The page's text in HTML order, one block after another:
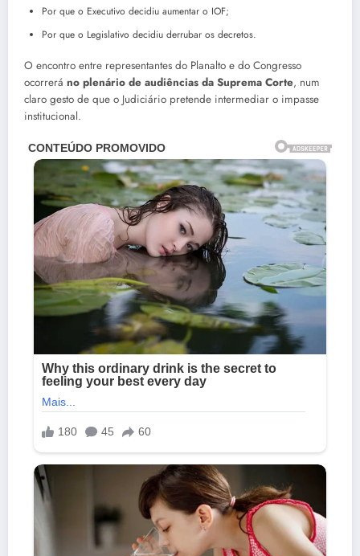
Por que o Executivo decidiu aumentar o IOF;
Por que o Legislativo decidiu derrubar os decretos.
O encontro entre representantes do Planalto e do Congresso
ocorrerá no plenário de audiências da Suprema Corte, num
claro gesto de que o Judiciário pretende intermediar o impasse
institucional.